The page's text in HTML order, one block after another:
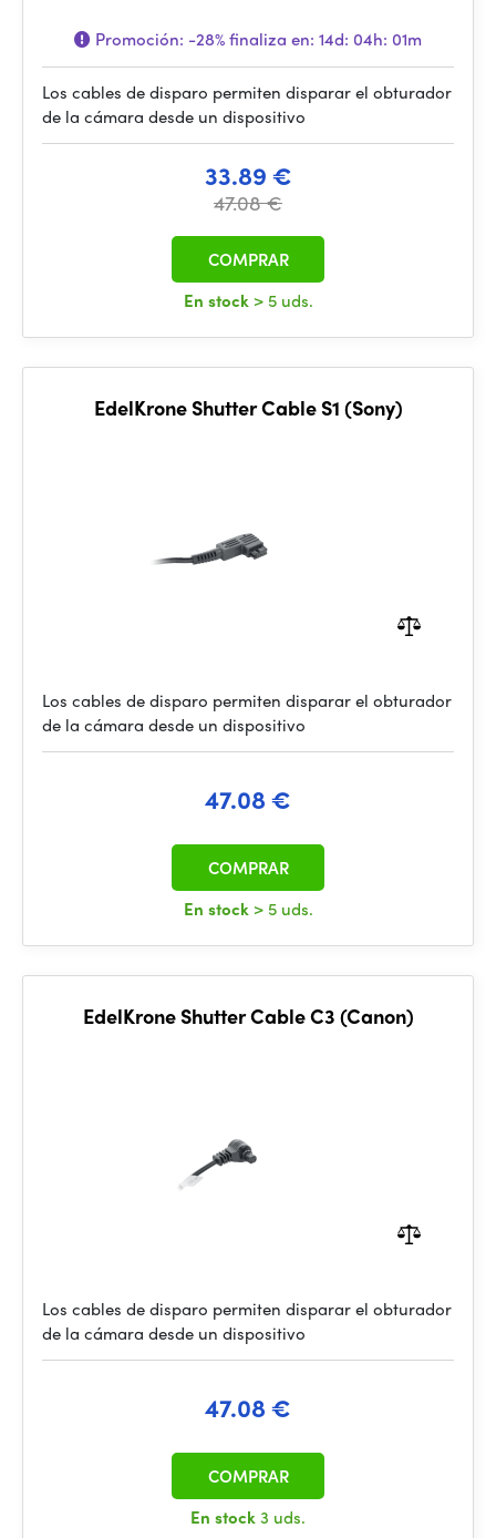
Promoción: -28%finaliza en: 14d: 04h: 01m
Los cables de disparo permiten disparar el obturador
de la cámara desde un dispositivo
33.89 €
47.08 €
En stock > 5 uds.
COMPRAR
EdelKrone Shutter Cable S1 (Sony)
Los cables de disparo permiten disparar el obturador
de la cámara desde un dispositivo
47.08 €
En stock > 5 uds.
COMPRAR
EdelKrone Shutter Cable C3 (Canon)
Los cables de disparo permiten disparar el obturador
de la cámara desde un dispositivo
47.08 €
En stock3 uds.
COMPRAR